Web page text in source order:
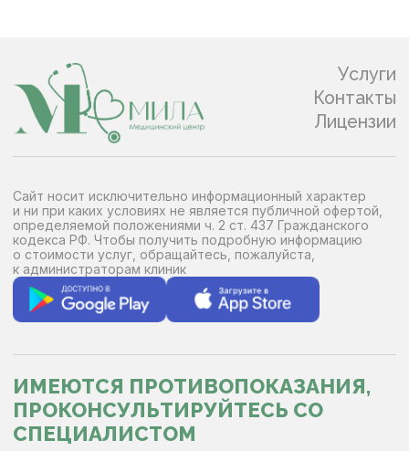
кодекса РФ. Чтобы получить подробную информацию
о стоимости услуг, обращайтесь, пожалуйста,
к администраторам клиник
ПРОКОНСУЛЬТИРУЙТЕСЬ СО
СПЕЦИАЛИСТОМ
© 2026 МИЛА Медицинский центр -
Новосибирск
Политика конфиденциальности
Согласие на обработку персональных данных